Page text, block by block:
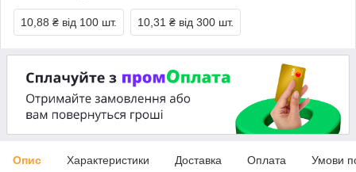
10,88 ₴ від 100 шт. 10,31 ₴ від 300 шт.
Опис Характеристики Доставка Оплата Умови